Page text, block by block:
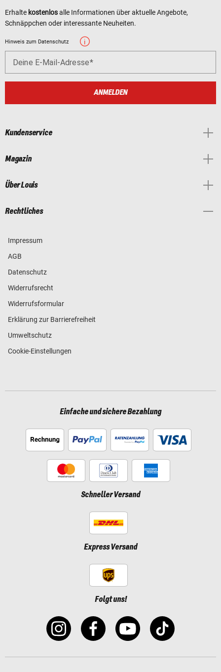
Erhalte kostenlosalle Informationen über aktuelle Angebote,
Schnäppchen oder interessante Neuheiten.
Hinweis zum Datenschutz
Deine E-Mail-Adresse
ANMELDEN
Kundenservice
Magazin
Über Louis
Rechtliches
Impressum
AGB
Datenschutz
Widerrufsrecht
Widerrufsformular
Erklärung zur Barrierefreiheit
Umweltschutz
Cookie-Einstellungen
Einfache und sichere Bezahlung
Schneller Versand
Express Versand
Folgt uns!